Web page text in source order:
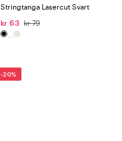
Stringtanga Lasercut Svart
kr 63 kr 79
-20%